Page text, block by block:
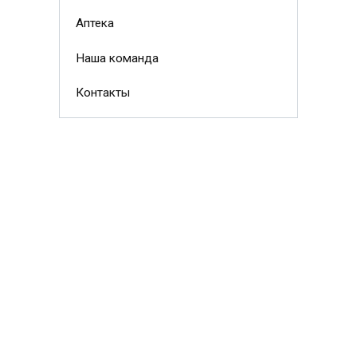
Аптека
Наша команда
Контакты